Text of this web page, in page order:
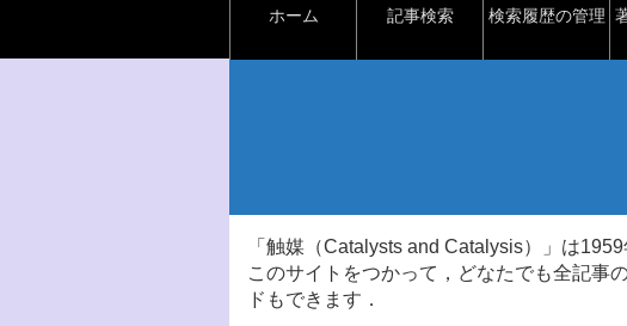
ホーム 記事検索 検索履歴の管理
「触媒（Catalysts and Catalysis）」は
このサイトをつかって，どなたでも全記事
ドもできます．